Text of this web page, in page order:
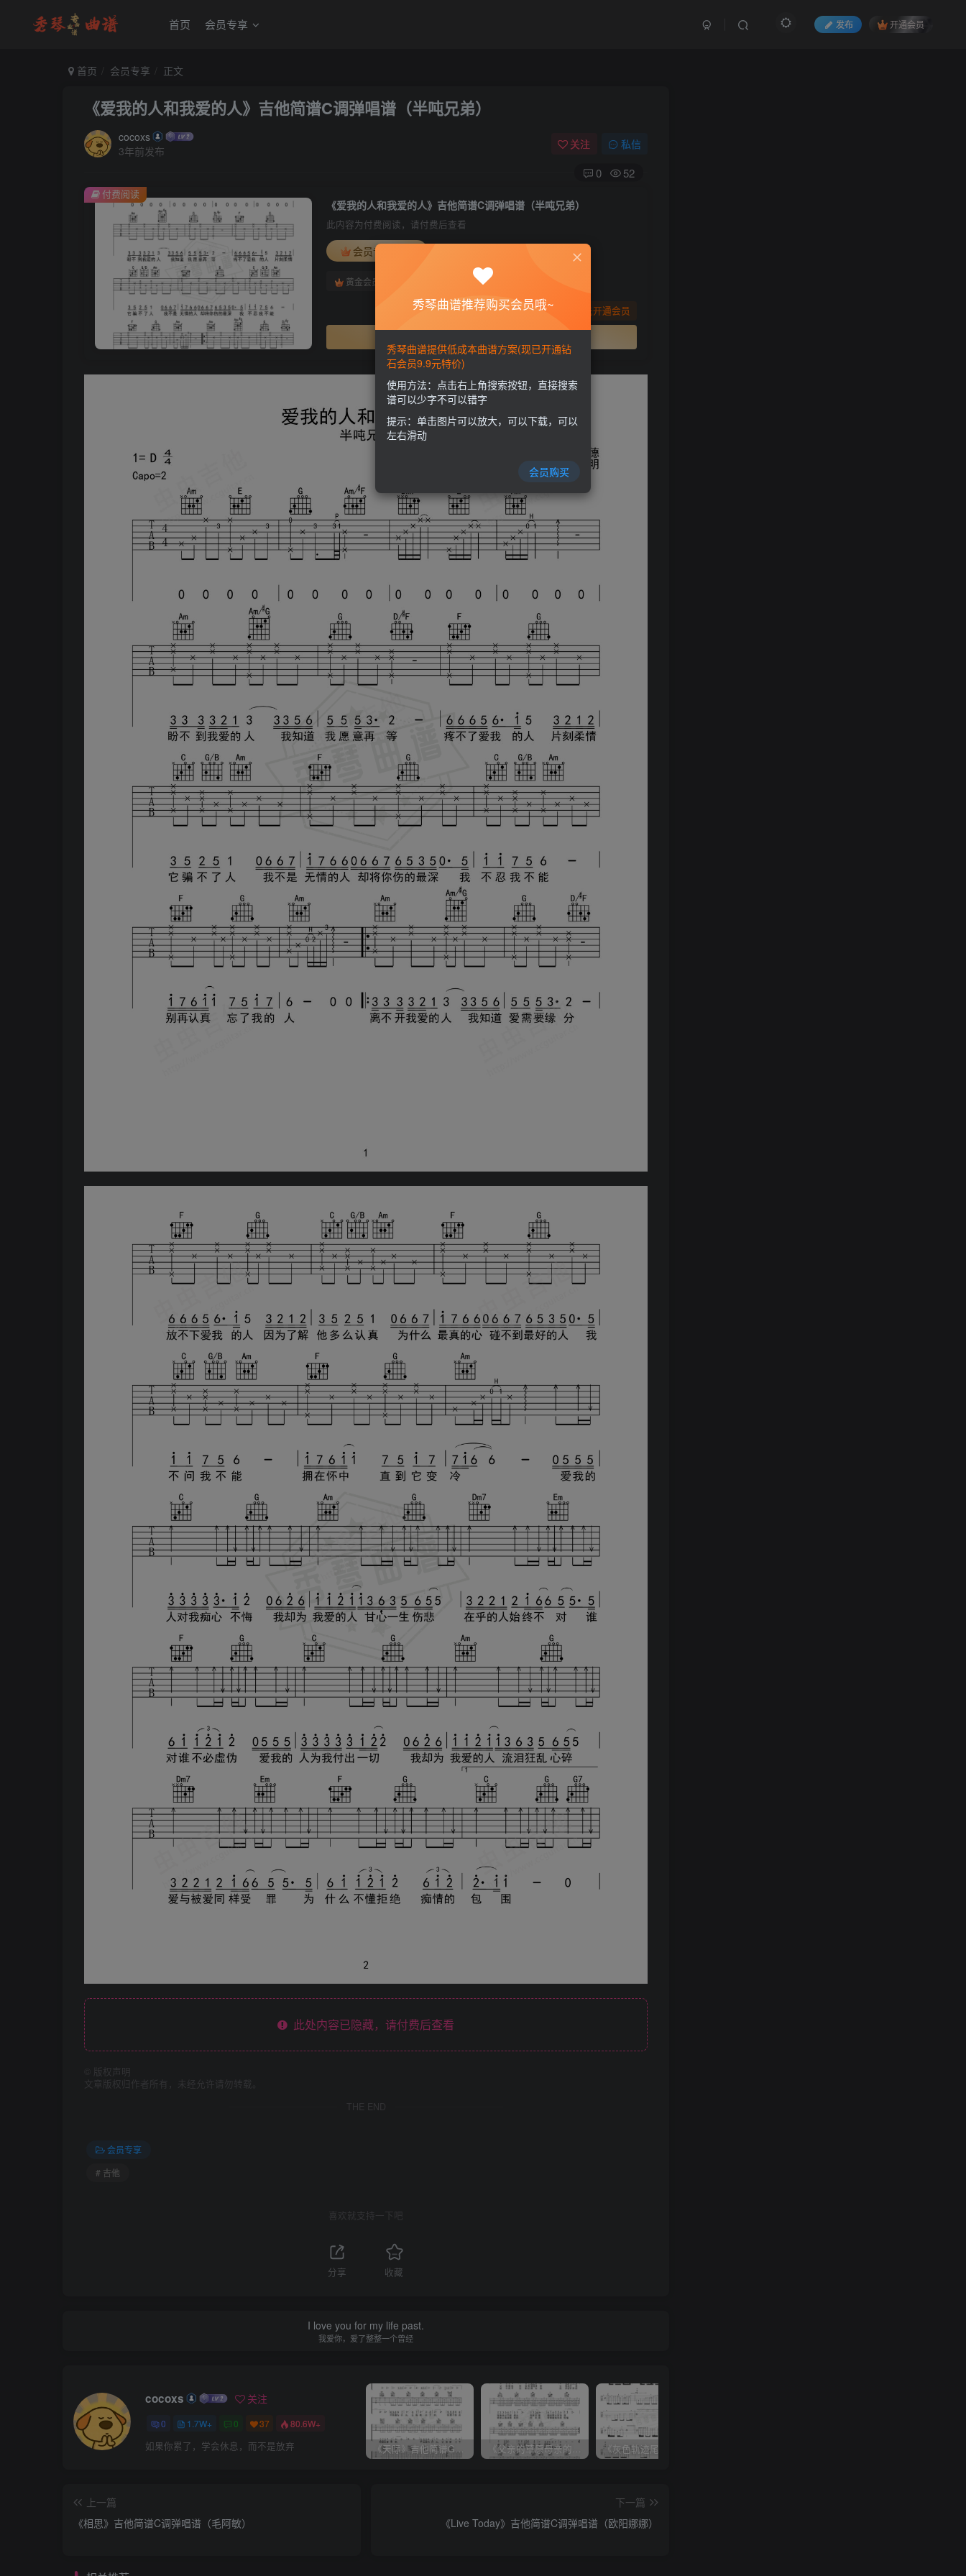
首页 会员专享 发布 开通会员
首页 会员专享 正文
《爱我的人和我爱的人》吉他简谱C调弹唱谱（半吨兄弟）
cocoxs
3年前发布
关注 私信
0 52
《爱我的人和我爱的人》吉他简谱C调弹唱谱（半吨兄弟）
此内容为付费阅读，请付费后查看
会员专属资源
黄金会员 免费
您暂无购买权限，请先开通会员
付费阅读
此处内容已隐藏，请付费后查看
版权声明
文章版权归作者所有，未经允许请勿转载。
THE END
会员专享
# 吉他
喜欢就支持一下吧
分享 收藏
I love you for my life past.
我爱你，爱了整整一个曾经
cocoxs 关注
0 1.7W+ 0 37 80.6W+
如果你累了，学会休息，而不是放弃 《天际》吉他简谱G调弹唱谱（姜玉阳） 《父亲的草原母亲的河》吉他简谱C调弹唱谱（腾格尔）
上一篇
《相思》吉他简谱C调弹唱谱（毛阿敏）
下一篇
《Live Today》吉他简谱C调弹唱谱（欧阳娜娜）
秀琴曲谱推荐购买会员哦~
秀琴曲谱提供低成本曲谱方案(现已开通钻
石会员9.9元特价)
使用方法：点击右上角搜索按钮，直接搜索
谱可以少字不可以错字
提示：单击图片可以放大，可以下载，可以
左右滑动
会员购买